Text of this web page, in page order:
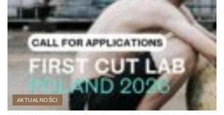
AKTUALNOŚCI